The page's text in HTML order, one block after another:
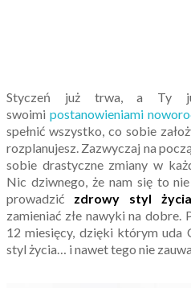
Styczeń już trwa, a Ty
swoimi postanowieniami
spełnić wszystko, co sobie
rozplanujesz. Zazwyczaj na
sobie drastyczne zmiany w
Nic dziwnego, że nam się to
prowadzić zdrowy styl życia
zamieniać złe nawyki na
12 miesięcy, dzięki którym uda
styl życia… i nawet tego nie